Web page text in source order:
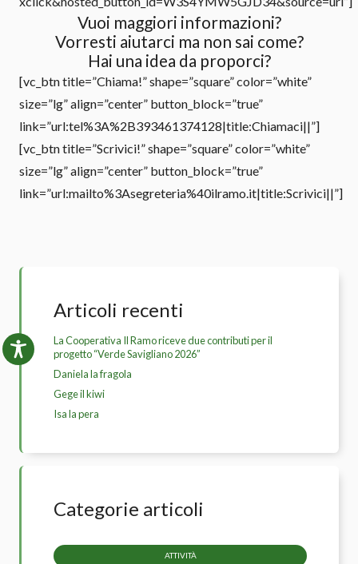
Vuoi maggiori informazioni?
Vorresti aiutarci ma non sai come?
Hai una idea da proporci?
[vc_btn title=”Chiama!” shape=”square” color=”white”
size=”lg” align=”center” button_block=”true”
link=”url:tel%3A%2B393461374128|title:Chiamaci||”]
[vc_btn title=”Scrivici!” shape=”square” color=”white”
size=”lg” align=”center” button_block=”true”
link=”url:mailto%3Asegreteria%40ilramo.it|title:Scrivici||”]
Articoli recenti
La Cooperativa Il Ramo riceve due contributi per il
progetto “Verde Savigliano 2026”
Daniela la fragola
Gege il kiwi
Isa la pera
Categorie articoli
ATTIVITÀ